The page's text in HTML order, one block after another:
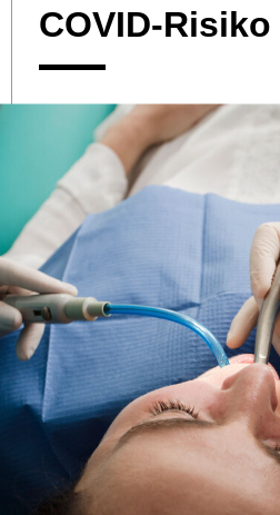
COVID-